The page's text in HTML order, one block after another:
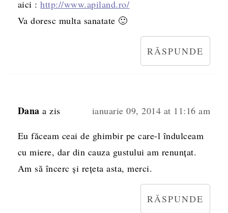
aici :http://www.apiland.ro/
Va doresc multa sanatate 🙂
RĂSPUNDE
Dana a zis ianuarie 09, 2014 at 11:16 am
Eu făceam ceai de ghimbir pe care-l îndulceam
cu miere, dar din cauza gustului am renunţat.
Am să încerc şi reţeta asta, merci.
RĂSPUNDE